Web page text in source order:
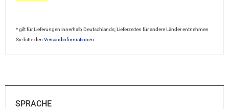
* gilt für Lieferungen innerhalb Deutschlands; Lieferzeiten für andere Länder entnehmen
Sie bitte den Versandinformationen:
SPRACHE